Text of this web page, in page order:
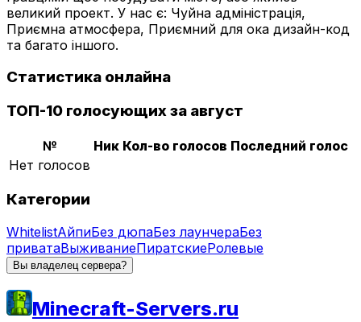
великий проект. У нас є: Чуйна адміністрація,
Приємна атмосфера, Приємний для ока дизайн-код
та багато іншого.
Статистика онлайна
ТОП-10 голосующих за август
№ Ник Кол-во голосов Последний голос
Нет голосов
Категории
WhitelistАйпиБез дюпаБез лаунчераБез
приватаВыживаниеПиратскиеРолевые
Вы владелец сервера?
Minecraft-Servers.ru